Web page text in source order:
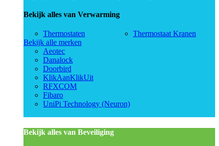
Bekijk alles van Verwarming
Thermostaten
Thermostaat Kranen
Bekijk alle merken
Aeotec
Danalock
Doorbird
KlikAanKlikUit
RFXCOM
Fibaro
UniPi Technology (Neuron)
Bekijk alles van Beveiliging